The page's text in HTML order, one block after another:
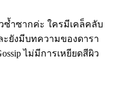
ำซากค่ะ ใครมีเคล็คลับ
ะยังมีบทความของดารา
ไม่มีการเหยียดสีผิว